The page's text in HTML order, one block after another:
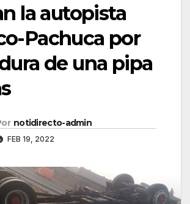
la autopista
Pachuca por
de una pipa
notidirecto-admin
FEB 19, 2022